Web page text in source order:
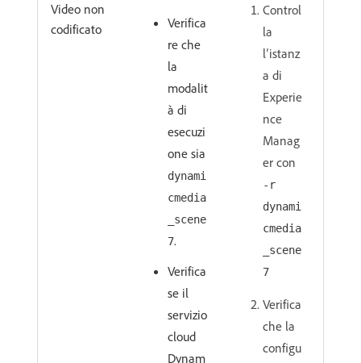
Video non
codificato
Verifica
re che
la
modalit
à di
esecuzi
one sia
dynami
cmedia
_scene
7.
Verifica
se il
servizio
cloud
Dynam
Control
la
l’istanz
a di
Experie
nce
Manag
er con
-r
dynami
cmedia
_scene
7
Verifica
che la
configu